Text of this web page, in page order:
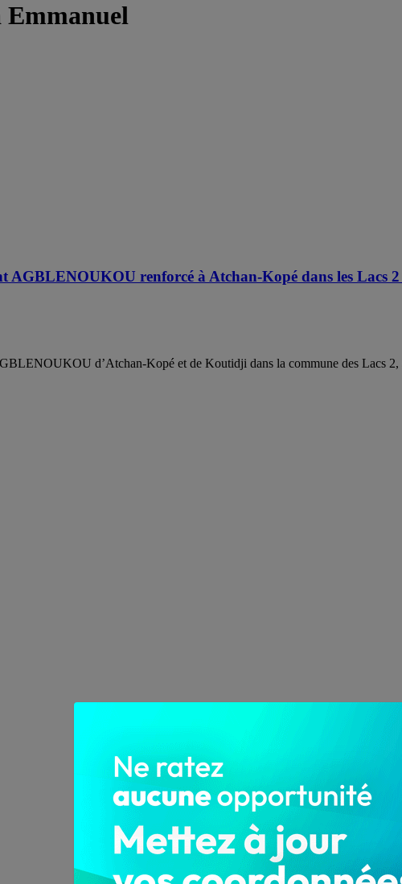
Emmanuel
AGBLENOUKOU renforcé à Atchan-Kopé dans les Lacs
d’Atchan-Kopé et de Koutidji dans la commune des Lacs 2,